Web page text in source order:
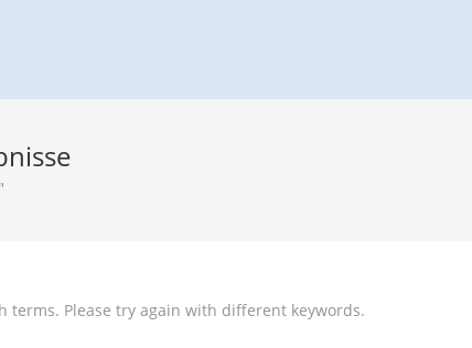
terms. Please try again with different keywords.